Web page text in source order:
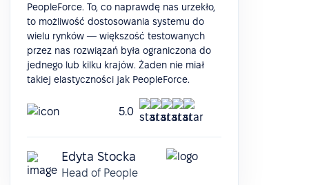
PeopleForce. To, co naprawdę nas urzekło,
to możliwość dostosowania systemu do
wielu rynków — większość testowanych
przez nas rozwiązań była ograniczona do
jednego lub kilku krajów. Żaden nie miał
takiej elastyczności jak PeopleForce.
5.0
Edyta Stocka
Head of People